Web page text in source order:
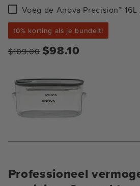
Voeg
Anova
Precision™
Container
Voeg de Anova Precision™
10% korting als je bundelt!
$109.00 $98.10
Professioneel